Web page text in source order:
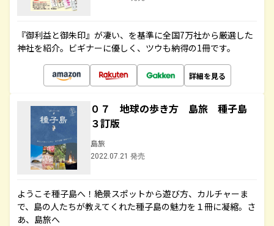
『御利益と御朱印』が凄い、を基準に全国7万社から厳選した
神社を紹介。ビギナーに優しく、ツウも納得の1冊です。
詳細を見る
０７ 地球の歩き方 島旅 種子島
３訂版
島旅
2022.07.21 発売
ようこそ種子島へ！絶景スポットから遊び方、カルチャーま
で、島の人たちが教えてくれた種子島の魅力を１冊に凝縮。さ
あ、島旅へ